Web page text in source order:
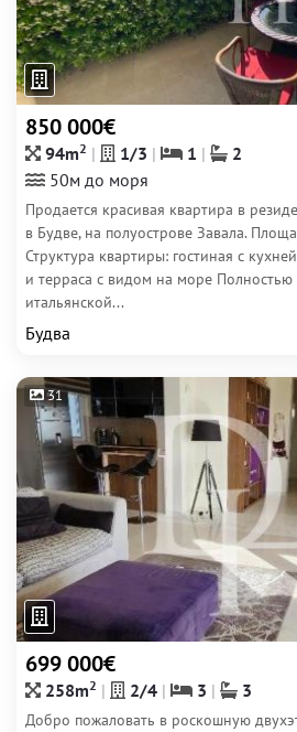
850 000€
94m2 1/3 1
2
50м до моря
Продается красивая квартира в
в Будве, на полуострове Завала.
Структура квартиры: гостиная с
и терраса с видом на море
итальянской...
Будва
31
699 000€
258m2 2/4 3 3
Добро пожаловать в роскошную